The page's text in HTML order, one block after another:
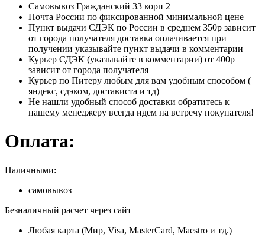
Самовывоз Гражданский 33 корп 2
Почта России по фиксированной минимальной цене
Пункт выдачи СДЭК по России в среднем 350р зависит
от города получателя доставка оплачивается при
получении указывайте пункт выдачи в комментарии
Курьер СДЭК (указывайте в комментарии) от 400р
зависит от города получателя
Курьер по Питеру любым для вам удобным способом (
яндекс, сдэком, достависта и тд)
Не нашли удобный способ доставки обратитесь к
нашему менеджеру всегда идем на встречу покупателя!
Оплата:
Наличными:
самовывоз
Безналичный расчет через сайт
Любая карта (Мир, Visa, MasterCard, Maestro и тд.)